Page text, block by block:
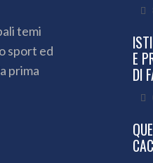
temi
sport ed
prima
E
DI